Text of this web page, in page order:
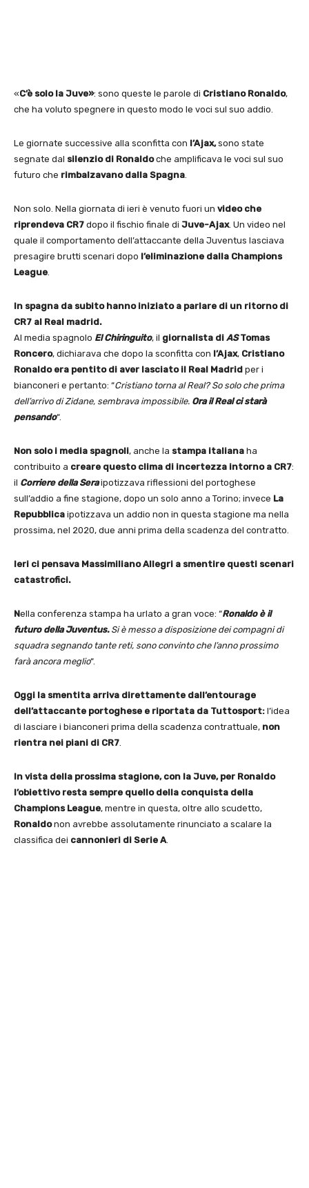
«C’è solo la Juve»: sono queste le parole di Cristiano Ronaldo,
che ha voluto spegnere in questo modo le voci sul suo addio.
Le giornate successive alla sconfitta con l’Ajax,sono state
segnate dal silenzio di Ronaldoche amplificava le voci sul suo
futuro che rimbalzavano dalla Spagna.
Non solo. Nella giornata di ieri è venuto fuori un video che
riprendeva CR7 dopo il fischio finale di Juve-Ajax. Un video nel
quale il comportamento dell’attaccante della Juventus lasciava
presagire brutti scenari dopo l’eliminazione dalla Champions
League.
In spagna da subito hanno iniziato a parlare di un ritorno di
CR7 al Real madrid.
Al media spagnolo El Chiringuito, il giornalista di ASTomas
Roncero, dichiarava che dopo la sconfitta con l’Ajax, Cristiano
Ronaldo era pentito di aver lasciato il Real Madrid per i
bianconeri e pertanto: “Cristiano torna al Real? So solo che prima
dell’arrivo di Zidane, sembrava impossibile. Ora il Real ci starà
pensando“.
Non solo i media spagnoli, anche la stampa italiana ha
contribuito a creare questo clima di incertezza intorno a CR7:
il Corriere della Seraipotizzava riflessioni del portoghese
sull’addio a fine stagione, dopo un solo anno a Torino; invece La
Repubblica ipotizzava un addio non in questa stagione ma nella
prossima, nel 2020, due anni prima della scadenza del contratto.
Ieri ci pensava Massimiliano Allegri a smentire questi scenari
catastrofici.
Nella conferenza stampa ha urlato a gran voce: “Ronaldo è il
futuro della Juventus.Si è messo a disposizione dei compagni di
squadra segnando tante reti, sono convinto che l’anno prossimo
farà ancora meglio“.
Oggi la smentita arriva direttamente dall’entourage
dell’attaccante portoghese e riportata da Tuttosport: l’idea
di lasciare i bianconeri prima della scadenza contrattuale, non
rientra nei piani di CR7.
In vista della prossima stagione, con la Juve, per Ronaldo
l’obiettivo resta sempre quello della conquista della
Champions League, mentre in questa, oltre allo scudetto,
Ronaldonon avrebbe assolutamente rinunciato a scalare la
classifica dei cannonieri di Serie A.